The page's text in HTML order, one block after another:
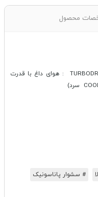
محصول
دارای کلید انتخابگر وضعیت هوای خروجی: (TURBODRY : هوای داغ با قدرت
# سشوار پاناسونیک